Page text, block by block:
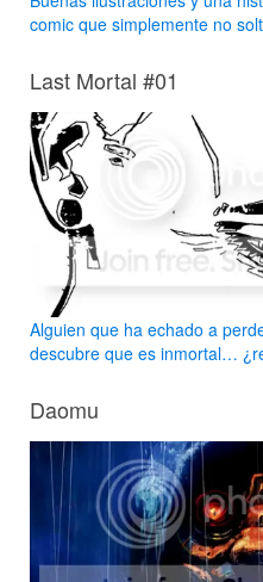
comic que simplemente no
Last Mortal #01
Alguien que ha echado a
descubre que es inmortal…
Daomu